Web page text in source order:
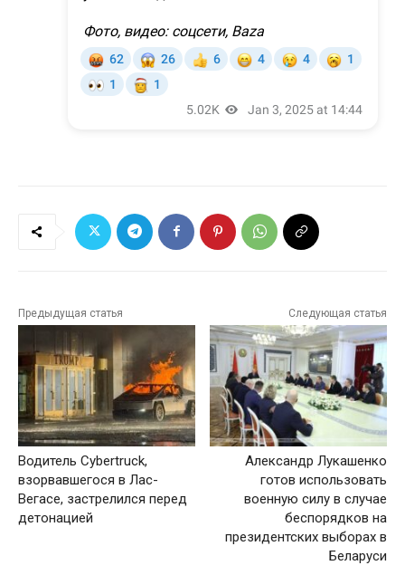
Предыдущая статья
Водитель Cybertruck,
взорвавшегося в Лас-
Вегасе, застрелился перед
детонацией
Следующая статья
Александр Лукашенко
готов использовать
военную силу в случае
беспорядков на
президентских выборах в
Беларуси